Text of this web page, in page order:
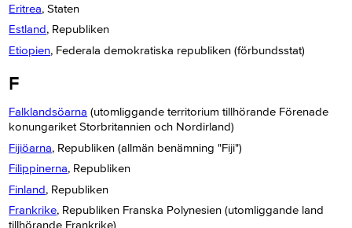
Eritrea, Staten
Estland, Republiken
Etiopien, Federala demokratiska republiken (förbundsstat)
F
Falklandsöarna (utomliggande territorium tillhörande Förenade
konungariket Storbritannien och Nordirland)
Fijiöarna, Republiken (allmän benämning "Fiji")
Filippinerna, Republiken
Finland, Republiken
Frankrike, Republiken Franska Polynesien (utomliggande land
tillhörande Frankrike)